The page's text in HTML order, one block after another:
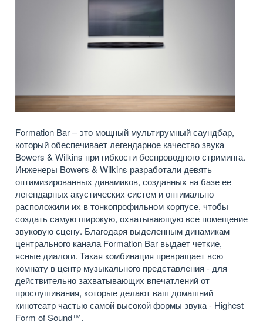
Formation Bar – это мощный мультирумный саундбар,
который обеспечивает легендарное качество звука
Bowers & Wilkins при гибкости беспроводного стриминга.
Инженеры Bowers & Wilkins разработали девять
оптимизированных динамиков, созданных на базе ее
легендарных акустических систем и оптимально
расположили их в тонкопрофильном корпусе, чтобы
создать самую широкую, охватывающую все помещение
звуковую сцену. Благодаря выделенным динамикам
центрального канала Formation Bar выдает четкие,
ясные диалоги. Такая комбинация превращает всю
комнату в центр музыкального представления - для
действительно захватывающих впечатлений от
прослушивания, которые делают ваш домашний
кинотеатр частью самой высокой формы звука - Highest
Form of Sound™.